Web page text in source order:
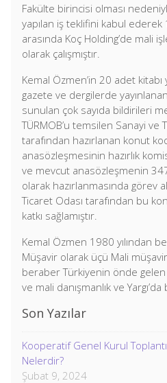
Fakülte birincisi olması
yapılan iş teklifini kabul ederek
arasında Koç Holding’de mali
olarak çalışmıştır.
Kemal Özmen’in 20 adet kitabı
gazete ve dergilerde
sunulan çok sayıda bildirileri
TÜRMOB’u temsilen Sanayi ve
tarafından hazırlanan konut
anasözleşmesinin hazırlık
ve mevcut anasözleşmenin
olarak hazırlanmasında görev
Ticaret Odası tarafından bu
katkı sağlamıştır.
Kemal Özmen 1980 yılından
Müşavir olarak üçü Mali
beraber Türkiyenin önde
ve mali danışmanlık ve
Son Yazılar
Kooperatif Genel Kurul
Nelerdir?
Şubat 9, 2024